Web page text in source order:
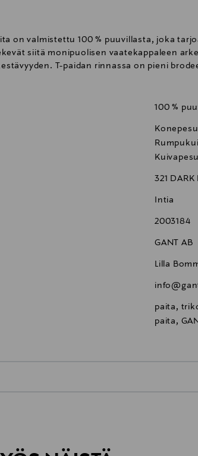
on valmistettu 100 % puuvillasta, joka
siitä monipuolisen vaatekappaleen
T-paidan rinnassa on pieni
100 %
321 DARK
Intia
2003184
GANT AB
Lilla
paita,
paita,